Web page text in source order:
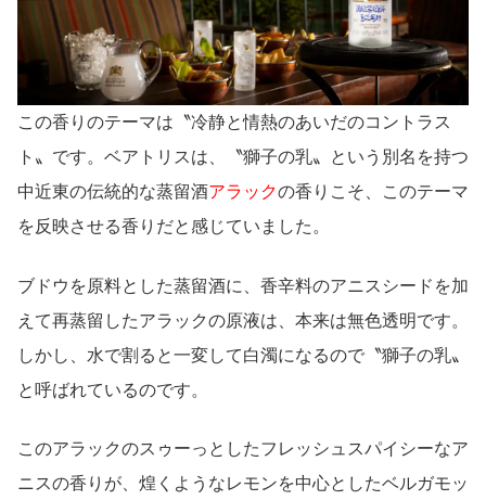
この香りのテーマは〝冷静と情熱のあいだのコントラス
ト〟です。ベアトリスは、〝獅子の乳〟という別名を持つ
中近東の伝統的な蒸留酒アラックの香りこそ、このテーマ
を反映させる香りだと感じていました。
ブドウを原料とした蒸留酒に、香辛料のアニスシードを加
えて再蒸留したアラックの原液は、本来は無色透明です。
しかし、水で割ると一変して白濁になるので〝獅子の乳〟
と呼ばれているのです。
このアラックのスゥーっとしたフレッシュスパイシーなア
ニスの香りが、煌くようなレモンを中心としたベルガモッ